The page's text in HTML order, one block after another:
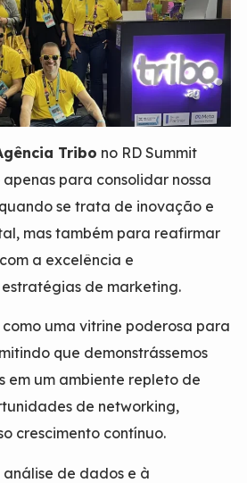
Tribo no RD Summit
para consolidar nossa
se trata de inovação e
mas também para reafirmar
a excelência e
de marketing.
uma vitrine poderosa para
que demonstrássemos
em um ambiente repleto de
de networking,
crescimento contínuo.
de dados e à